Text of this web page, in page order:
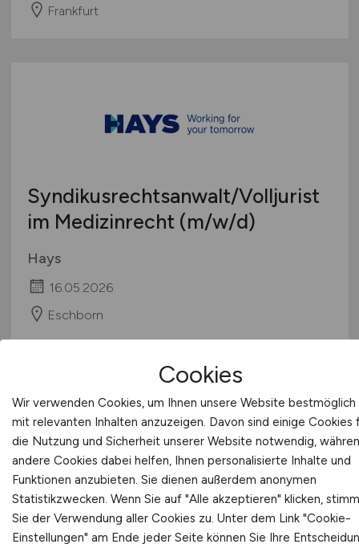
Frankfurt
Syndikusrechtsanwalt/Volljurist
im Medizinrecht (m/w/d)
Hays
16.05.2026
Eschborn
Assistenz/
(m/w/d)
Cookies
Wir verwenden Cookies, um Ihnen unsere Website bestmöglich
mit relevanten Inhalten anzuzeigen. Davon sind einige Cookies
die Nutzung und Sicherheit unserer Website notwendig,
andere Cookies dabei helfen, Ihnen personalisierte Inhalte und
Funktionen anzubieten. Sie dienen außerdem anonymen
Statistikzwecken. Wenn Sie auf "Alle akzeptieren" klicken,
Sie der Verwendung aller Cookies zu. Unter dem Link "Cookie-
Einstellungen" am Ende jeder Seite können Sie Ihre